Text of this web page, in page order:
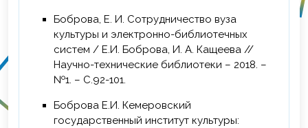
Боброва, Е. И. Сотрудничество вуза
культуры и электронно-библиотечных
систем / Е.И. Боброва, И. А. Кащеева //
Научно-технические библиотеки – 2018. –
№1. – С.92-101.
Боброва Е.И. Кемеровский
государственный институт культуры: